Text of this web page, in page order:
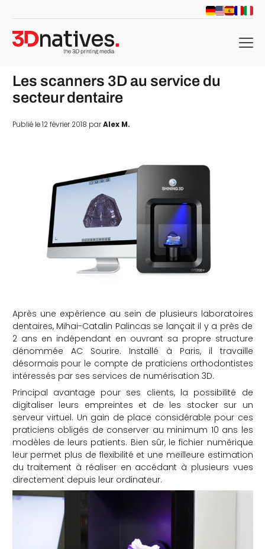
menu
Les scanners 3D au service du
secteur dentaire
Publié le 12 février 2018 parAlex M.
Après une expérience au sein de plusieurs laboratoires
dentaires, Mihai-Catalin Palincas se lançait il y a près de
2 ans en indépendant en ouvrant sa propre structure
dénommée AC Sourire. Installé à Paris, il travaille
désormais pour le compte de praticiens orthodontistes
intéressés par ses services de numérisation 3D.
Principal avantage pour ses clients, la possibilité de
digitaliser leurs empreintes et de les stocker sur un
serveur virtuel. Un gain de place considérable pour ces
praticiens obligés de conserver au minimum 10 ans les
modèles de leurs patients. Bien sûr, le fichier numérique
leur permet plus de flexibilité et une meilleure estimation
du traitement à réaliser en accédant à plusieurs vues
directement depuis leur ordinateur.